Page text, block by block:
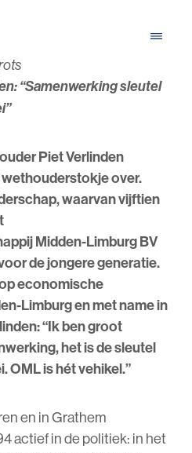
“Samenwerking sleutel
Piet Verlinden
over.
waarvan vijftien
Midden-Limburg BV
de jongere generatie.
economische
Limburg en met name in
“Ik ben groot
het is de sleutel
OML is hét vehikel.”
en in Grathem
actief in de politiek: in het